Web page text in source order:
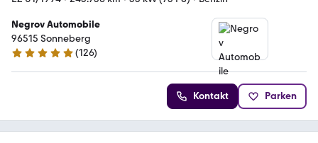
Negrov Automobile
96515 Sonneberg
4.8 Sterne
(126)
Kontakt Parken